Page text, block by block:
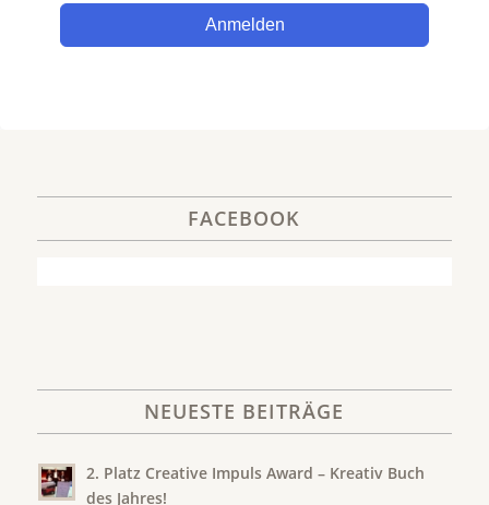
Anmelden
FACEBOOK
NEUESTE BEITRÄGE
2. Platz Creative Impuls Award – Kreativ Buch
des Jahres!